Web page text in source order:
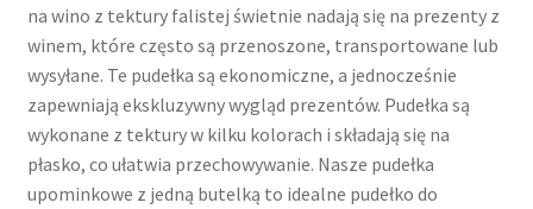
na wino z tektury falistej świetnie nadają się na prezenty z
winem, które często są przenoszone, transportowane lub
wysyłane. Te pudełka są ekonomiczne, a jednocześnie
zapewniają ekskluzywny wygląd prezentów. Pudełka są
wykonane z tektury w kilku kolorach i składają się na
płasko, co ułatwia przechowywanie. Nasze pudełka
upominkowe z jedną butelką to idealne pudełko do